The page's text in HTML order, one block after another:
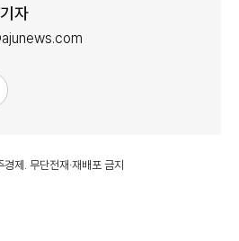
자
제. 무단전재·재배포 금지